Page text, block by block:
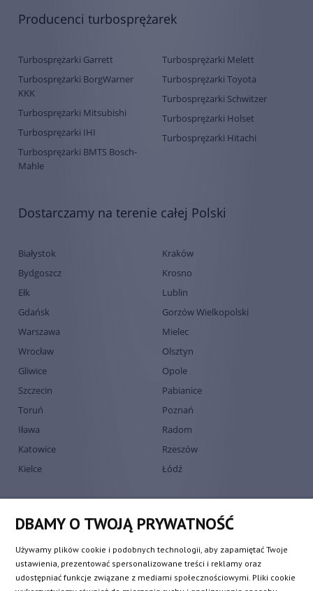
Producenci turbosprężarek
Turbosprężarki Garrett
Turbosprężarki BorgWarner
KKK
Turbosprężarki Mitsubishi
Turbosprężarki IHI
Turbosprężarki BMTS Bosch-
Mahle
Turbosprężarki Melett
Turbosprężarki Toyota
Turbosprężarki Schwitzer
Turbosprężarki Holset
Turbosprężarki Hitachi
Dostarczamy na terenie całej Polski
Białystok
Bydgoszcz
Ełk
Gdańsk
Warszawa
Wrocław
Gliwice
Szczecin
Toruń
Iława
Katowice
Kielce
Kraków
Krosno
Lublin
Gorzów Wielkopolski
Mielec
Olsztyn
Opole
Pabianice
Poznań
Radom
Rzeszów
Łódź
DBAMY O TWOJĄ PRYWATNOŚĆ
Używamy plików cookie i podobnych technologii, aby zapamiętać Twoje
ustawienia, prezentować spersonalizowane treści i reklamy oraz
udostępniać funkcje związane z mediami społecznościowymi. Pliki cookie